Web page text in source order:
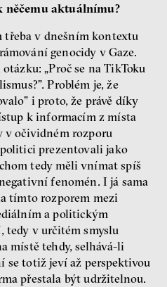
něčemu aktuálnímu?
třeba v dnešním kontextu
genocidy v Gaze.
„Proč se na TikToku
Problém je, že
i proto, že právě díky
k informacím z místa
očividném rozporu
prezentovali jako
tedy měli vnímat spíš
fenomén. I já sama
tímto rozporem mezi
a politickým
tedy v určitém smyslu
místě tehdy, selhává-li
se totiž jeví až perspektivou
přestala být udržitelnou.